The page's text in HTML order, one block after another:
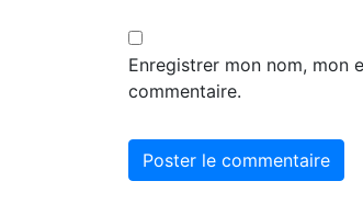
Enregistrer mon nom, mon
commentaire.